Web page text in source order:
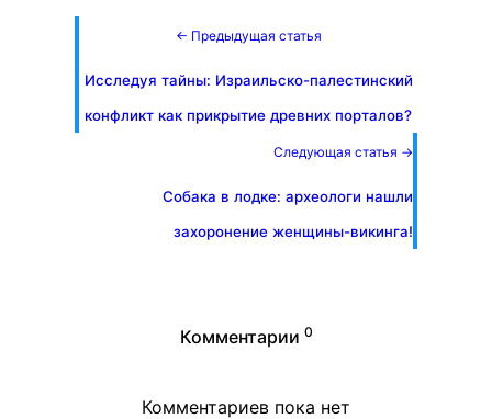
← Предыдущая статья
Исследуя тайны: Израильско-палестинский
конфликт как прикрытие древних порталов?
Следующая статья →
Собака в лодке: археологи нашли
захоронение женщины-викинга!
Комментарии 0
Комментариев пока нет